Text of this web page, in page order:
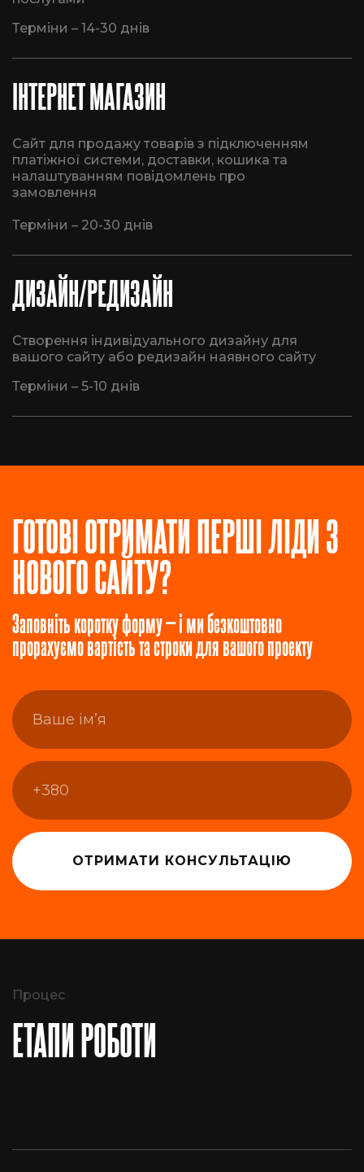
Терміни – 14-30 днів
ІНТЕРНЕТ МАГАЗИН
Сайт для продажу товарів з підключенням
платіжної системи, доставки, кошика та
налаштуванням повідомлень про
замовлення
Терміни – 20-30 днів
ДИЗАЙН/РЕДИЗАЙН
Створення індивідуального дизайну для
вашого сайту або редизайн наявного сайту
Терміни – 5-10 днів
ГОТОВІ ОТРИМАТИ ПЕРШІ ЛІДИ З
НОВОГО САЙТУ?
Заповніть коротку форму — і ми безкоштовно
прорахуємо вартість та строки для вашого проекту
ОТРИМАТИ КОНСУЛЬТАЦІЮ
Процес
ЕТАПИ РОБОТИ